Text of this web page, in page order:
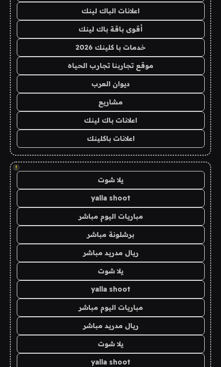
اعلانات الباك لينك
أقوى باقة باك لينك
خدمات با كلينك 2026
موقع تجاربنا تجارب الحياه
ديوان العرب
مشاريع
اعلانات باك لينك
اعلانات باكلينك
!
يلا شوت
yalla shoot
مباريات اليوم مباشر
برشلونة مباشر
ريال مدريد مباشر
يلا شوت
yalla shoot
مباريات اليوم مباشر
ريال مدريد مباشر
يلا شوت
yalla shoot